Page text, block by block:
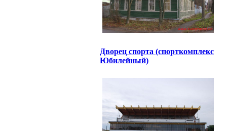
Дворец спорта (спорткомплекс
Юбилейный)